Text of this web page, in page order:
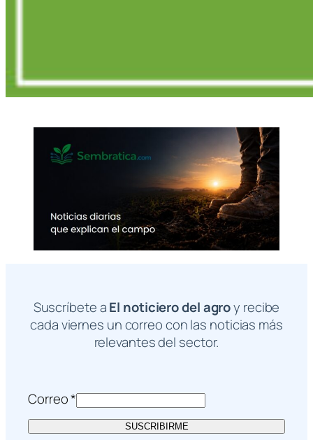
Suscríbete aEl noticiero del agroy recibe
cada viernes un correo con las noticias más
relevantes del sector.
Correo*
SUSCRIBIRME